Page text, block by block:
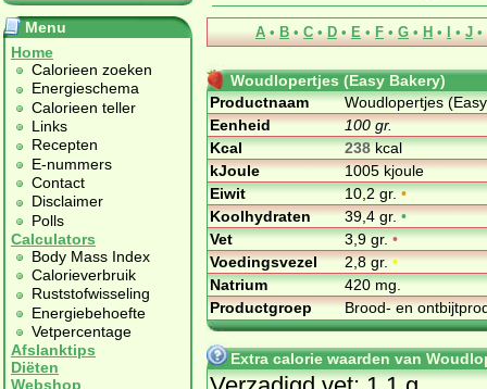
Menu
Home
Calorieen zoeken
Energieschema
Calorieen teller
Links
Recepten
E-nummers
Contact
Disclaimer
Polls
Calculators
Body Mass Index
Calorieverbruik
Ruststofwisseling
Energiebehoefte
Vetpercentage
Afslanktips
Diëten
Webshop
A • B • C • D • E • F • G • H • I • J •
Woudlopertjes (Easy Bakery)
Productnaam
Woudlopertjes
Eenheid
100 gr.
Kcal
238kcal
kJoule
1005 kjoule
Eiwit
10,2 gr.•
Koolhydraten
39,4 gr.•
Vet
3,9 gr.•
Voedingsvezel
2,8 gr.•
Natrium
420 mg.
Productgroep
Brood- en
Extra calorie waarden van